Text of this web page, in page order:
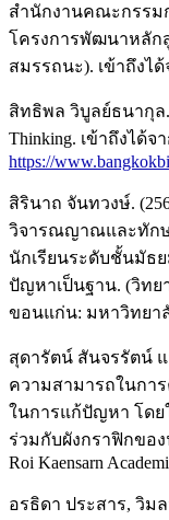
สำนักงานคณะกรรม
โครงการพัฒนาหลัก
สมรรถนะ). เข้าถึงได้
สิทธิพล วิบูลย์ธนากุล.
Thinking. เข้าถึงได้จ
https://
สิรินาถ จันทวงษ์.
วิจารณญาณและทักษ
นักเรียนระดับชั้นมัธ
ปัญหาเป็นฐาน. (วิท
ขอนแก่น: มหาวิทยา
สุดารัตน์ สันจรรัตน์
ความสามารถในกา
ในการแก้ปัญหา โดย
ร่วมกับผังกราฟิกของ
Roi Kaensarn
อรธิดา ประสาร, วิม